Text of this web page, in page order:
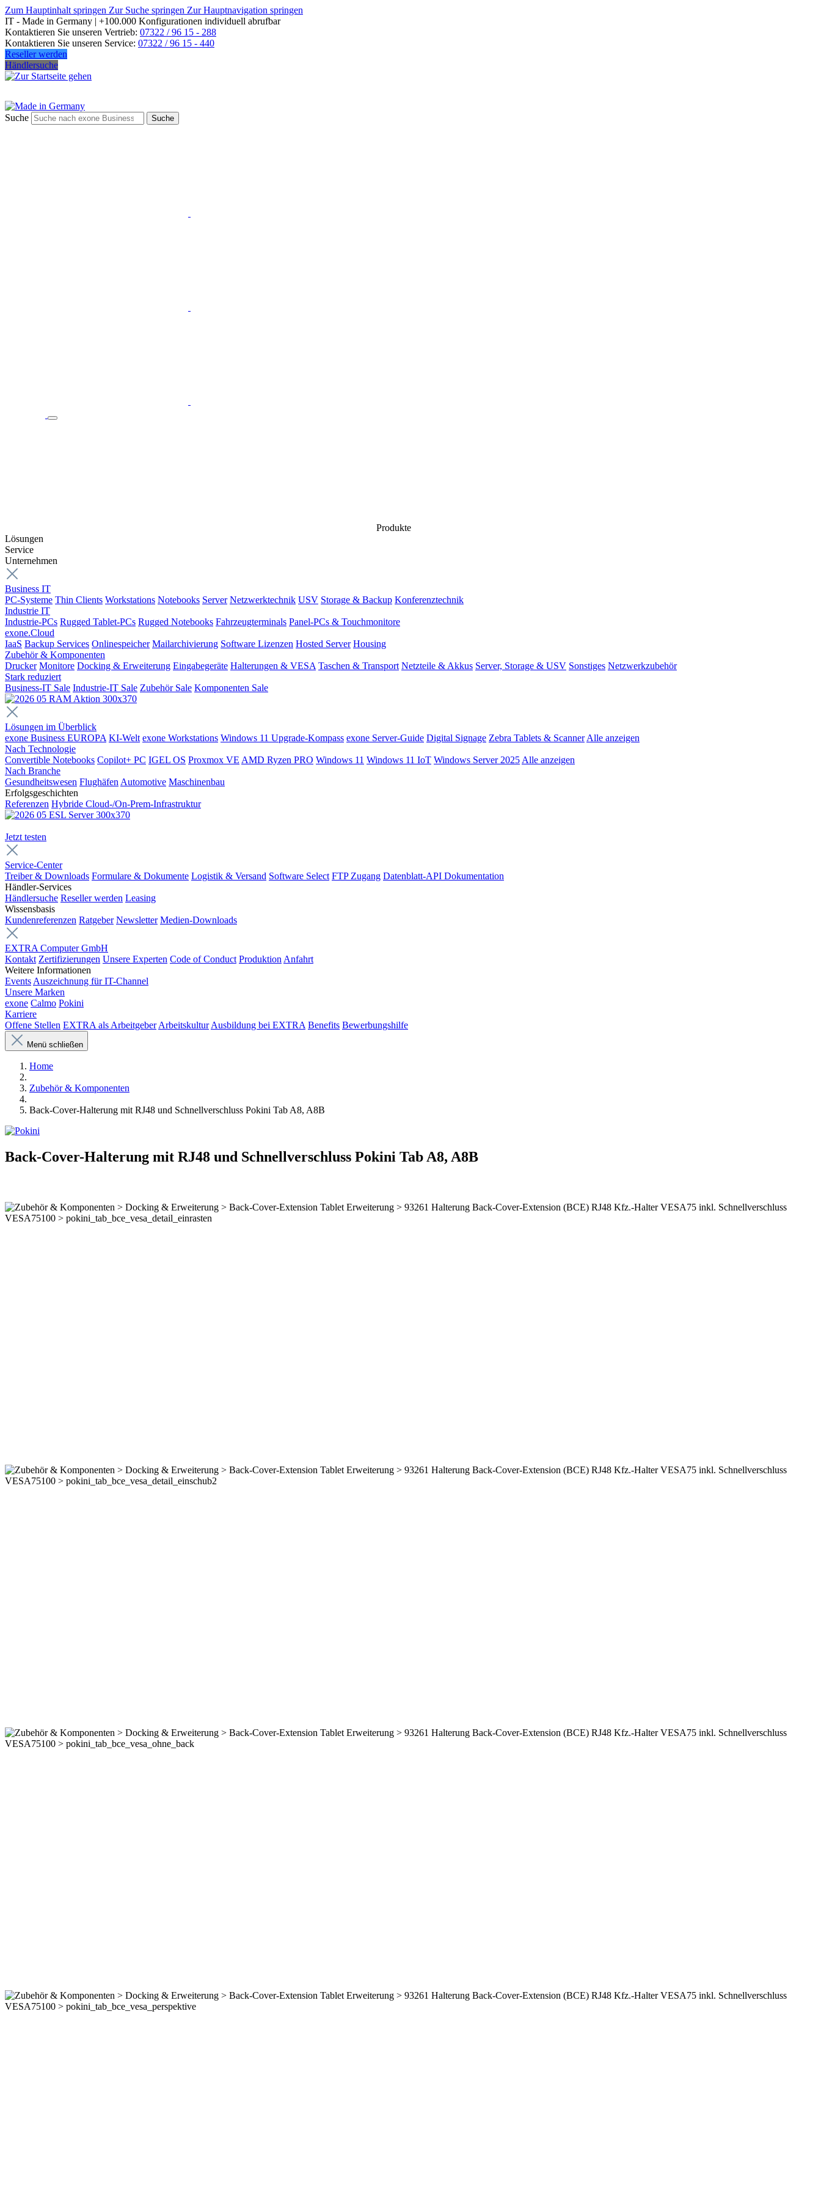
Zum Hauptinhalt springen Zur Suche springen Zur Hauptnavigation springen
IT - Made in Germany | +100.000 Konfigurationen individuell abrufbar
Kontaktieren Sie unseren Vertrieb: 07322 / 96 15 - 288
Kontaktieren Sie unseren Service: 07322 / 96 15 - 440
Reseller werden
Händlersuche
Suche Suche
Produkte
Lösungen
Service
Unternehmen
Business IT
PC-Systeme Thin Clients Workstations Notebooks Server Netzwerktechnik USV Storage & Backup Konferenztechnik
Industrie IT
Industrie-PCs Rugged Tablet-PCs Rugged Notebooks Fahrzeugterminals Panel-PCs & Touchmonitore
exone.Cloud
IaaS Backup Services Onlinespeicher Mailarchivierung Software Lizenzen Hosted Server Housing
Zubehör & Komponenten
Drucker Monitore Docking & Erweiterung Eingabegeräte Halterungen & VESA Taschen & Transport Netzteile & Akkus Server, Storage & USV Sonstiges Netzwerkzubehör
Stark reduziert
Business-IT Sale Industrie-IT Sale Zubehör Sale Komponenten Sale
Lösungen im Überblick
exone Business EUROPA KI-Welt exone Workstations Windows 11 Upgrade-Kompass exone Server-Guide Digital Signage Zebra Tablets & Scanner Alle anzeigen
Nach Technologie
Convertible Notebooks Copilot+ PC IGEL OS Proxmox VE AMD Ryzen PRO Windows 11 Windows 11 IoT Windows Server 2025 Alle anzeigen
Nach Branche
Gesundheitswesen Flughäfen Automotive Maschinenbau
Erfolgsgeschichten
Referenzen Hybride Cloud-/On-Prem-Infrastruktur
Jetzt testen
Service-Center
Treiber & Downloads Formulare & Dokumente Logistik & Versand Software Select FTP Zugang Datenblatt-API Dokumentation
Händler-Services
Händlersuche Reseller werden Leasing
Wissensbasis
Kundenreferenzen Ratgeber Newsletter Medien-Downloads
EXTRA Computer GmbH
Kontakt Zertifizierungen Unsere Experten Code of Conduct Produktion Anfahrt
Weitere Informationen
Events Auszeichnung für IT-Channel
Unsere Marken
exone Calmo Pokini
Karriere
Offene Stellen EXTRA als Arbeitgeber Arbeitskultur Ausbildung bei EXTRA Benefits Bewerbungshilfe
Menü schließen
Home
Zubehör & Komponenten
Back-Cover-Halterung mit RJ48 und Schnellverschluss Pokini Tab A8, A8B
Back-Cover-Halterung mit RJ48 und Schnellverschluss Pokini Tab A8, A8B